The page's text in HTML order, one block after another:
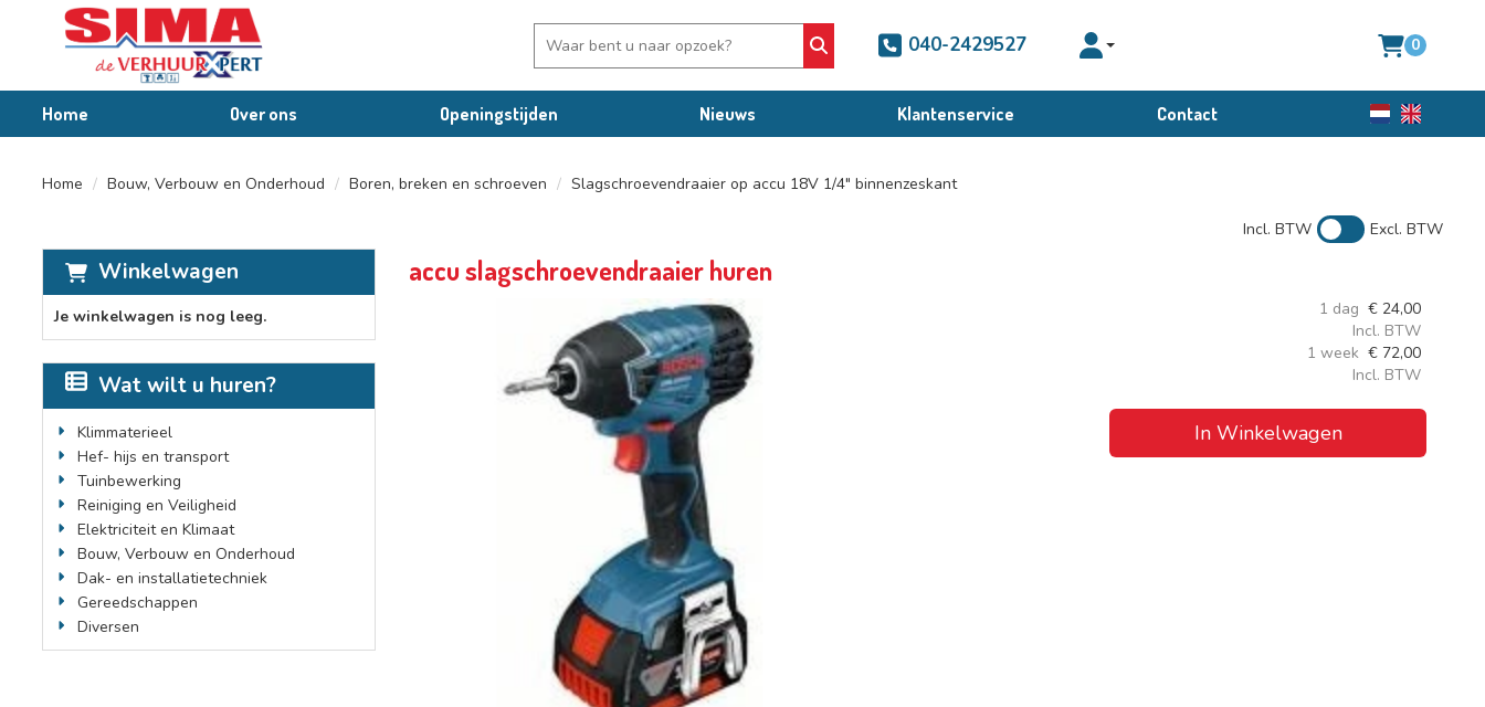
040-2429527 Toggle account dropdown 0
Home Over ons Openingstijden Nieuws Klantenservice Contact Nederlands
English
Home Bouw, Verbouw en Onderhoud Boren, breken en schroeven Slagschroevendraaier op accu 18V 1/4" binnenzeskant
Incl. BTW Excl. BTW
Winkelwagen
Je winkelwagen is nog leeg.
Wat wilt u huren?
Klimmaterieel
Hef- hijs en transport
Tuinbewerking
Reiniging en Veiligheid
Elektriciteit en Klimaat
Bouw, Verbouw en Onderhoud
Dak- en installatietechniek
Gereedschappen
Diversen
accu slagschroevendraaier huren
1 dag € 24,00
Incl. BTW
1 week € 72,00
Incl. BTW
In Winkelwagen